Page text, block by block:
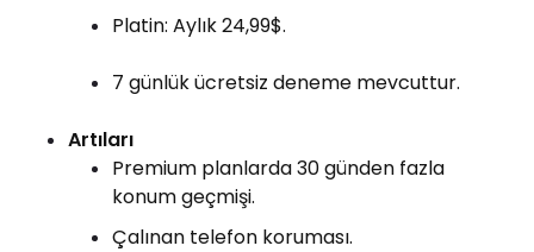
Platin: Aylık 24,99$.
7 günlük ücretsiz deneme mevcuttur.
Artıları
Premium planlarda 30 günden fazla
konum geçmişi.
Çalınan telefon koruması.